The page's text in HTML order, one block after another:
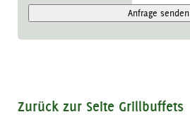
Anfrage senden
Zurück zur Seite Grillbuffets